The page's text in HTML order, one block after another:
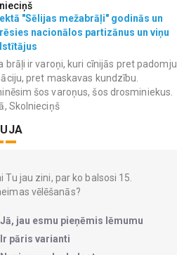
"Sēlijas mežabrāļi" godinās un
nacionālos partizānus un viņu
brāļi ir varoņi, kuri cīnijās pret padomju
pret maskavas kundzību.
šos varoņus, šos drosminiekus.
Skolnieciņš
Tu jau zini, par ko balsosi 15.
vēlēšanās?
Jā, jau esmu pieņēmis lēmumu
Ir pāris varianti